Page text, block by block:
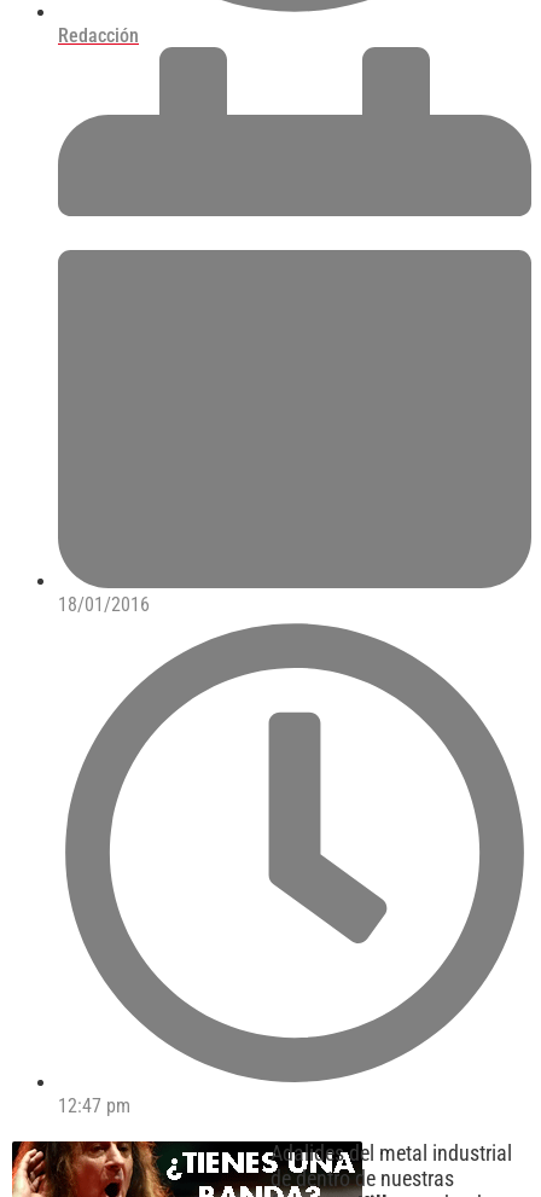
Redacción
18/01/2016
12:47 pm
Adalides del metal industrial
de dentro de nuestras